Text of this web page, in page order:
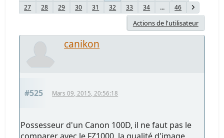
27
28 29 30 31 32 33 34 ... 46
Actions de l'utilisateur
canikon
#525 Mars 09, 2015, 20:56:18
Possesseur d'un Canon 100D, il ne faut pas le
comparer avec le FZ1000, la qualité d'image